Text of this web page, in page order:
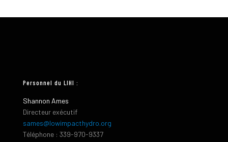
Personnel du LIHI :
Shannon Ames
Directeur exécutif
sames@lowimpacthydro.org
Téléphone : 339-970-9337